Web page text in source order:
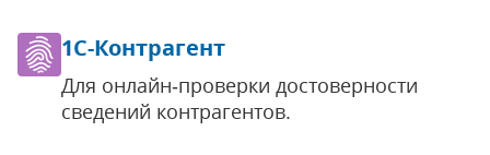
1С-Контрагент
Для онлайн‑проверки достоверности
сведений контрагентов.